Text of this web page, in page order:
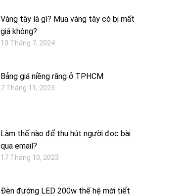
Vàng tây là gì? Mua vàng tây có bị mất
giá không?
10 Tháng 7, 2024
Bảng giá niềng răng ở TPHCM
7 Tháng 11, 2023
Làm thế nào để thu hút người đọc bài
qua email?
17 Tháng 10, 2023
Đèn đường LED 200w thế hệ mới tiết